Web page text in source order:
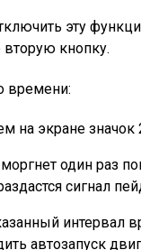
эту
кнопку.
времени:
на экране значок
один раз
сигнал
интервал
автозапуск